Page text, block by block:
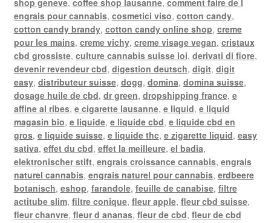
engrais pour cannabis, cosmetici viso, cotton candy,
cotton candy brandy, cotton candy online shop, creme
pour les mains, creme vichy, creme visage vegan, cristaux
cbd grossiste, culture cannabis suisse loi, derivati di fiore,
devenir revendeur cbd, digestion deutsch, digit, digit
easy, distributeur suisse, dogg, domina, domina suisse,
dosage huile de cbd, dr green, dropshipping france, e
affine al ribes, e cigarette lausanne, e liquid, e liquid
magasin bio, e liquide, e liquide cbd, e liquide cbd en
gros, e liquide suisse, e liquide thc, e zigarette liquid, easy
sativa, effet du cbd, effet la meilleure, el badia,
elektronischer stift, engrais croissance cannabis, engrais
naturel cannabis, engrais naturel pour cannabis, erdbeere
botanisch, eshop, farandole, feuille de canabise, filtre
actitube slim, filtre conique, fleur apple, fleur cbd suisse,
fleur chanvre, fleur d ananas, fleur de cbd, fleur de cbd